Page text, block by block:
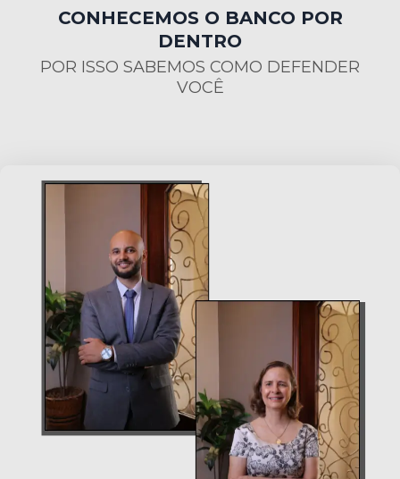
CONHECEMOS O BANCO POR
DENTRO
POR ISSO SABEMOS COMO DEFENDER
VOCÊ